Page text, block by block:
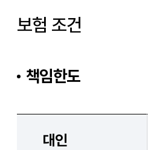
보험 조건
책임한도
대인